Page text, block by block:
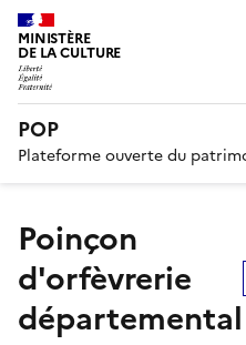
MINISTÈRE
DE LA CULTURE
POP
Plateforme ouverte du
poinçon
d'orfèvrerie
départemental